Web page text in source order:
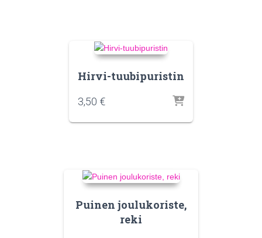
Hirvi-tuubipuristin
3,50 €
Puinen joulukoriste,
reki